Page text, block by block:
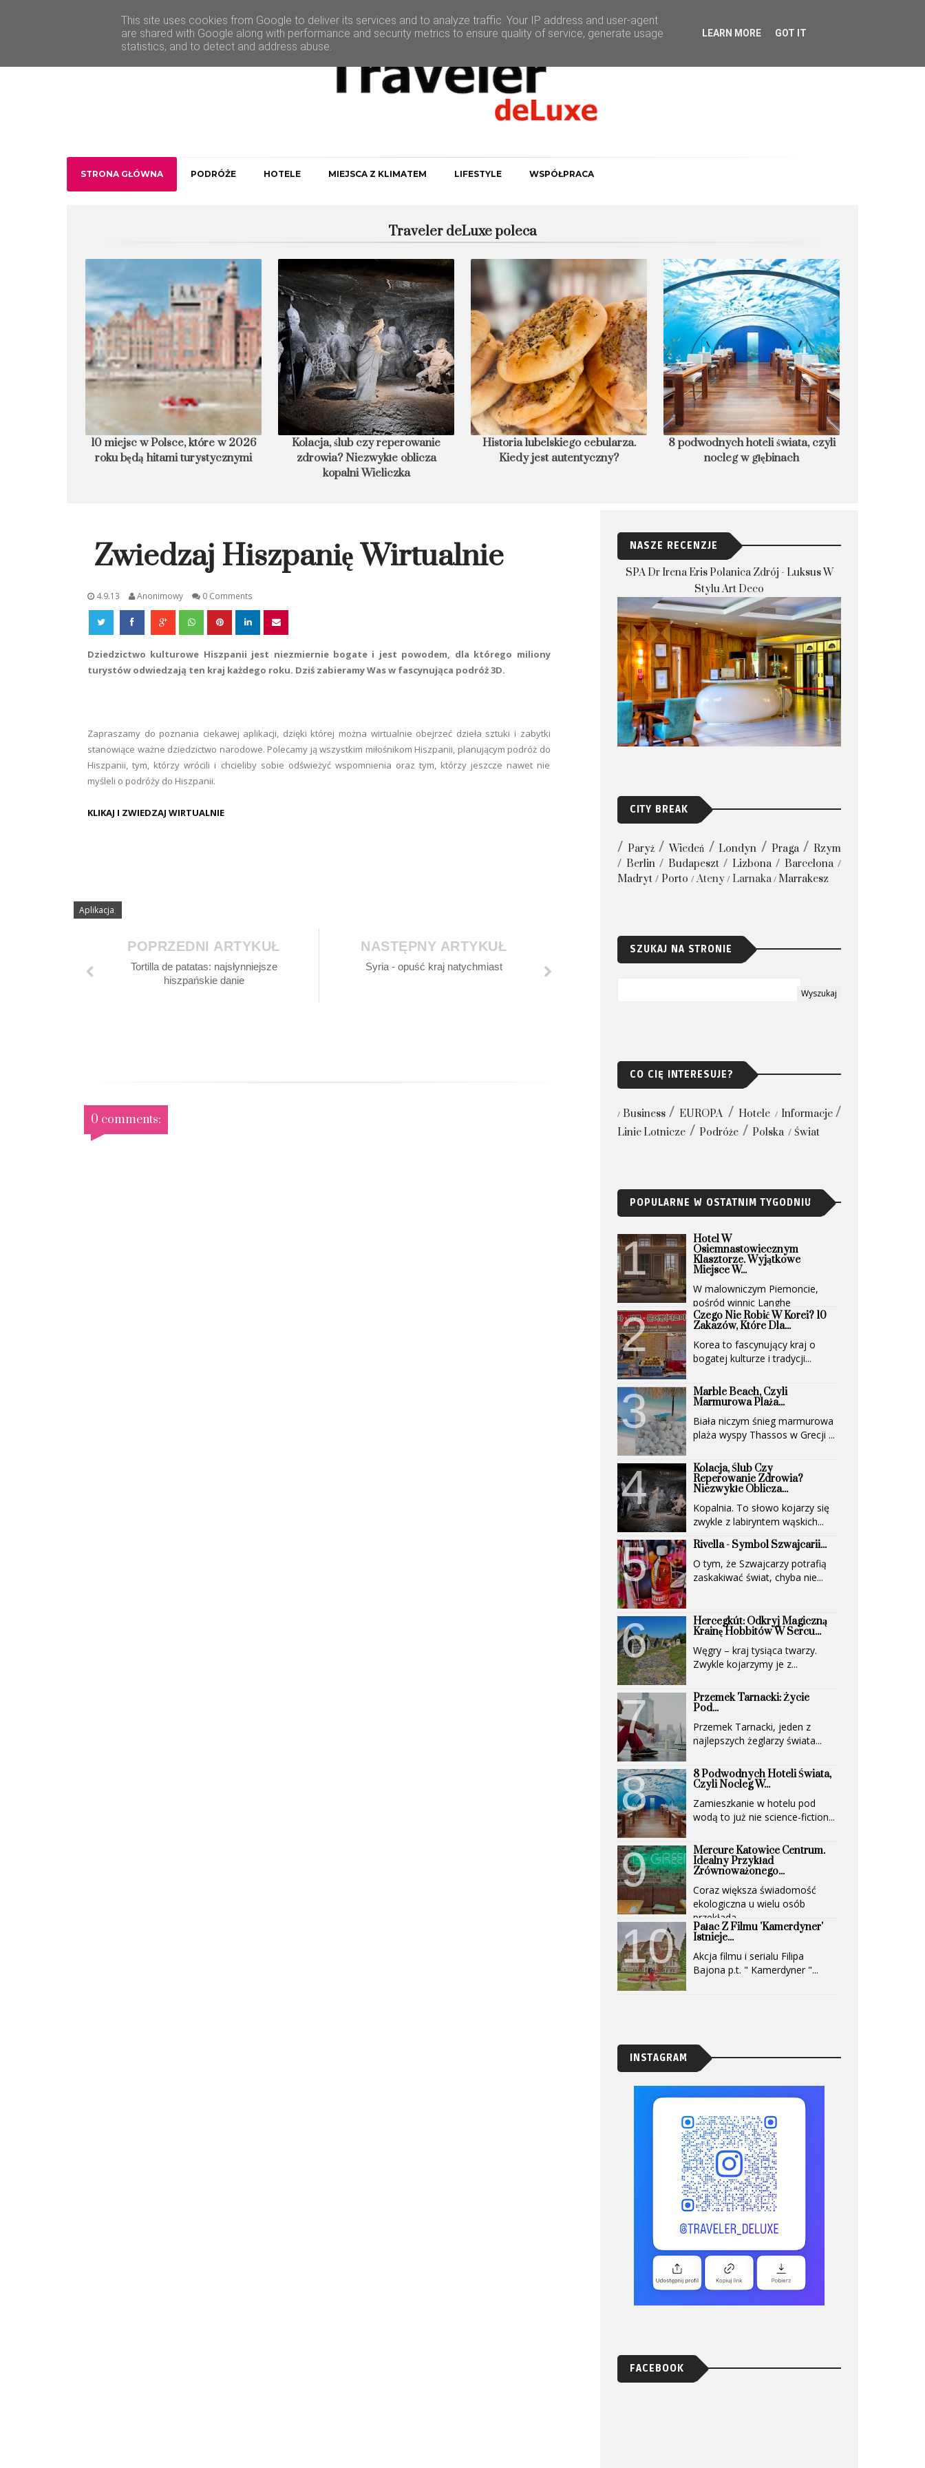
O Traveler deLuxe
STRONA GŁÓWNA PODRÓŻE HOTELE MIEJSCA Z KLIMATEM LIFESTYLE WSPÓŁPRACA
Traveler deLuxe poleca
10 miejsc w Polsce, które w 2026
roku będą hitami turystycznymi
Kolacja, ślub czy reperowanie
zdrowia? Niezwykłe oblicza
kopalni Wieliczka
Historia lubelskiego cebularza.
Kiedy jest autentyczny?
8 podwodnych hoteli świata, czyli
nocleg w głębinach
Aplikacja,
Zwiedzaj Hiszpanię Wirtualnie
4.9.13 Anonimowy 0 Comments
Dziedzictwo kulturowe Hiszpanii jest niezmiernie bogate i jest powodem, dla którego miliony
turystów odwiedzają ten kraj każdego roku. Dziś zabieramy Was w fascynująca podróż 3D.
Zapraszamy do poznania ciekawej aplikacji, dzięki której można wirtualnie obejrzeć dzieła sztuki i zabytki
stanowiące ważne dziedzictwo narodowe. Polecamy ją wszystkim miłośnikom Hiszpanii, planującym podróż do
Hiszpanii, tym, którzy wrócili i chcieliby sobie odświeżyć wspomnienia oraz tym, którzy jeszcze nawet nie
myśleli o podróży do Hiszpanii.
KLIKAJ I ZWIEDZAJ WIRTUALNIE
NASTĘPNY ARTYKUŁ
Syria - opuść kraj natychmiast
POPRZEDNI ARTYKUŁ
Tortilla de patatas: najsłynniejsze
hiszpańskie danie
0 comments:
NASZE RECENZJE
SPA Dr Irena Eris Polanica Zdrój - Luksus W
Stylu Art Deco
CITY BREAK
Paryż Wiedeń Londyn Praga
Rzym
Berlin
Budapeszt Lizbona
Barcelona
Madryt
Porto Ateny Larnaka Marrakesz
SZUKAJ NA STRONIE
CO CIĘ INTERESUJE?
Business EUROPA Hotele
Informacje
Linie Lotnicze
Podróże Polska Świat
POPULARNE W OSTATNIM TYGODNIU
Hotel W
Osiemnastowiecznym
Klasztorze. Wyjątkowe
Miejsce W...
W malowniczym Piemoncie,
pośród winnic Langhe
(UNESCO)...
Czego Nie Robić W Korei? 10
Zakazów, Które Dla...
Korea to fascynujący kraj o
bogatej kulturze i tradycji...
Marble Beach, Czyli
Marmurowa Plaża...
Biała niczym śnieg marmurowa
plaża wyspy Thassos w Grecji ...
Kolacja, Ślub Czy
Reperowanie Zdrowia?
Niezwykłe Oblicza...
Kopalnia. To słowo kojarzy się
zwykle z labiryntem wąskich...
Rivella - Symbol Szwajcarii...
O tym, że Szwajcarzy potrafią
zaskakiwać świat, chyba nie...
Hercegkút: Odkryj Magiczną
Krainę Hobbitów W Sercu...
Węgry – kraj tysiąca twarzy.
Zwykle kojarzymy je z...
Przemek Tarnacki: Życie
Pod...
Przemek Tarnacki, jeden z
najlepszych żeglarzy świata...
8 Podwodnych Hoteli Świata,
Czyli Nocleg W...
Zamieszkanie w hotelu pod
wodą to już nie science-fiction...
Mercure Katowice Centrum.
Idealny Przykład
Zrównoważonego...
Coraz większa świadomość
ekologiczna u wielu osób
przekłada...
Pałac Z Filmu 'Kamerdyner'
Istnieje...
Akcja filmu i serialu Filipa
Bajona p.t. " Kamerdyner "...
INSTAGRAM
FACEBOOK
This site uses cookies from Google to deliver its services and to analyze traffic. Your IP address and user-agent
are shared with Google along with performance and security metrics to ensure quality of service, generate usage
statistics, and to detect and address abuse.
LEARN MORE GOT IT